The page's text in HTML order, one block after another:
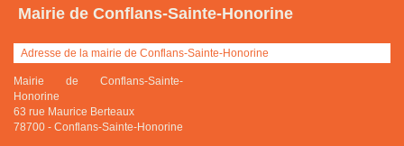
Mairie de Conflans-Sainte-Honorine
Adresse de la mairie de Conflans-Sainte-Honorine
Mairie de Conflans-Sainte-
Honorine
63 rue Maurice Berteaux
78700 - Conflans-Sainte-Honorine